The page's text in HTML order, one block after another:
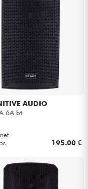
AUDIO
6A bt
195.00 €